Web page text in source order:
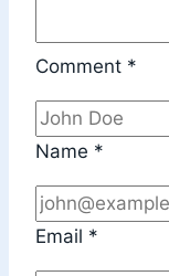
Comment *
Name *
Email *